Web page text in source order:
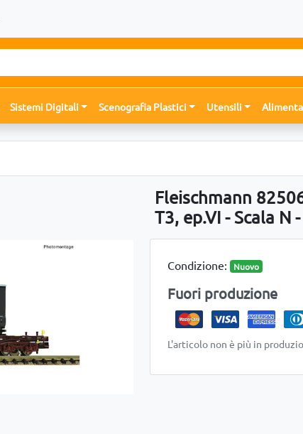
Sistemi Digitali Scenografia Plastici Utensili
Fleischmann
T3, ep.VI - Scala N
Condizione: Nuovo
Fuori produzione
L'articolo non è più in